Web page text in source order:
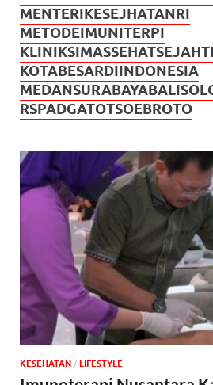
MENTERIKESEJHATANRI
METODEIMUNITERPI
KOTABESARDIINDONESIA
RSPADGATOTSOEBROTO
KESEHATAN / ‎LIFESTYLE